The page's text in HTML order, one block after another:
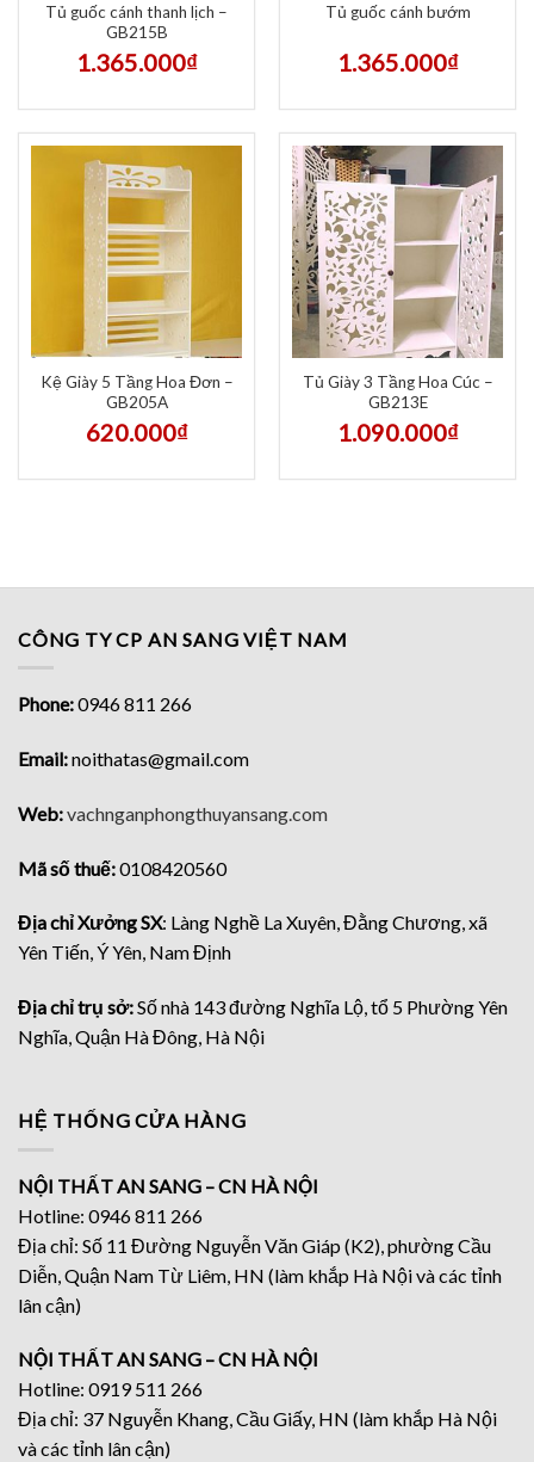
Tủ guốc cánh thanh lịch –
GB215B
1.365.000₫
Tủ guốc cánh bướm
1.365.000₫
Kệ Giày 5 Tầng Hoa Đơn –
GB205A
620.000₫
Tủ Giày 3 Tầng Hoa Cúc –
GB213E
1.090.000₫
CÔNG TY CP AN SANG VIỆT NAM
Phone:0946 811 266
Email:noithatas@gmail.com
Web:vachnganphongthuyansang.com
Mã số thuế:0108420560
Địa chỉ Xưởng SX: Làng Nghề La Xuyên, Đằng Chương, xã
Yên Tiến, Ý Yên, Nam Định
Địa chỉ trụ sở:Số nhà 143 đường Nghĩa Lộ, tổ 5 Phường Yên
Nghĩa, Quận Hà Đông, Hà Nội
HỆ THỐNG CỬA HÀNG
NỘI THẤT AN SANG – CN HÀ NỘI
Hotline: 0946 811 266
Địa chỉ: Số 11 Đường Nguyễn Văn Giáp (K2), phường Cầu
Diễn, Quận Nam Từ Liêm, HN (làm khắp Hà Nội và các tỉnh
lân cận)
NỘI THẤT AN SANG – CN HÀ NỘI
Hotline: 0919 511 266
Địa chỉ: 37 Nguyễn Khang, Cầu Giấy, HN (làm khắp Hà Nội
và các tỉnh lân cận)